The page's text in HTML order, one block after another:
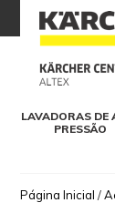
LAVADORAS DE
PRESSÃO
Linha a
Página Inicial /